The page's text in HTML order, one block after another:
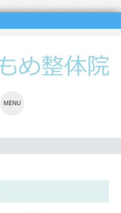
MENU